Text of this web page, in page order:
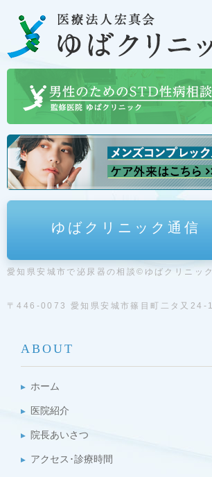
ゆばクリニック通信
愛知県安城市で泌尿器の相談©ゆばクリニック
〒446-0073 愛知県安城市篠目町二タ又24-1
ABOUT
ホーム
医院紹介
院長あいさつ
アクセス･診療時間